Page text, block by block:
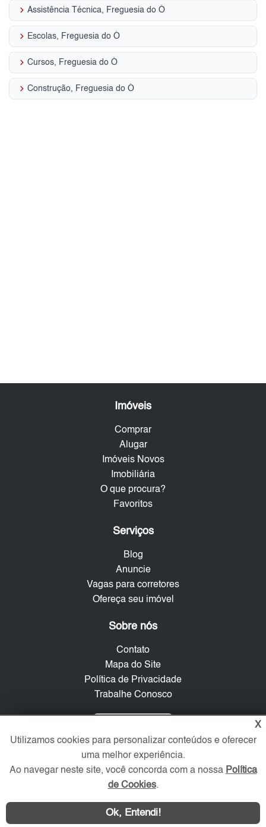
keyboard_arrow_right Assistência Técnica, Freguesia do Ó
keyboard_arrow_right Escolas, Freguesia do Ó
keyboard_arrow_right Cursos, Freguesia do Ó
keyboard_arrow_right Construção, Freguesia do Ó
Imóveis
Comprar
Alugar
Imóveis Novos
Imobiliária
O que procura?
Favoritos
Serviços
Blog
Anuncie
Vagas para corretores
Ofereça seu imóvel
Sobre nós
Contato
Mapa do Site
Política de Privacidade
Trabalhe Conosco
Redes Sociais
X
Utilizamos cookies para personalizar conteúdos e oferecer
uma melhor experiência.
Ao navegar neste site, você concorda com a nossa Política
de Cookies.
Ok, Entendi!